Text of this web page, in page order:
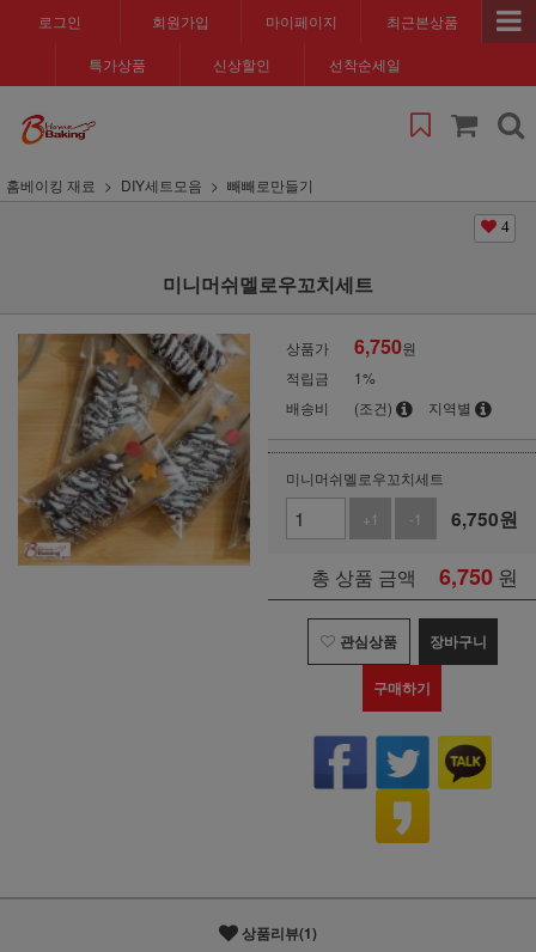
로그인 회원가입 마이페이지 최근본상품
특가상품 신상할인 선착순세일
홈베이킹 재료 DIY세트모음 빼빼로만들기
4
미니머쉬멜로우꼬치세트
상품가 6,750원
적립금
1%
배송비
(조건) 지역별
미니머쉬멜로우꼬치세트
+1
-1 6,750원
총 상품 금액 6,750 원
관심상품 장바구니
구매하기
상품리뷰(1)